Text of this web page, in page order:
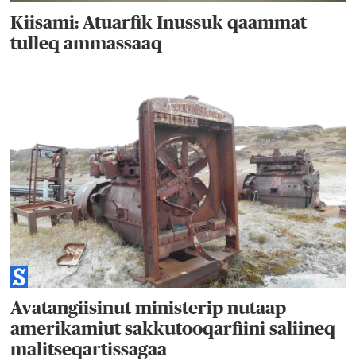
Kiisami: Atuarfik Inussuk qaammat
tulleq ammassaaq
Avatangiisinut ministerip nutaap
amerikamiut sakkutooqarfiini saliineq
malitseqartissagaa